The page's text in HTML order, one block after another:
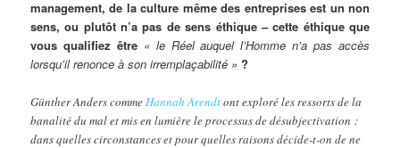
management, de la culture même des entreprises est un non
sens, ou plutôt n’a pas de sens éthique – cette éthique que
vous qualifiez être « le Réel auquel l’Homme n’a pas accès
lorsqu’il renonce à son irremplaçabilité » ?
Günther Anders comme Hannah Arendtont exploré les ressorts de la
banalité du mal et mis en lumière le processus de désubjectivation :
dans quelles circonstances et pour quelles raisons décide-t-on de ne